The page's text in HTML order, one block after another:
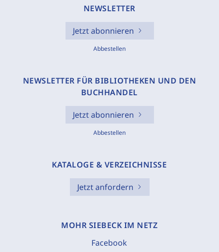
NEWSLETTER
Jetzt abonnieren
Abbestellen
NEWSLETTER FÜR BIBLIOTHEKEN UND DEN
BUCHHANDEL
Jetzt abonnieren
Abbestellen
KATALOGE & VERZEICHNISSE
Jetzt anfordern
MOHR SIEBECK IM NETZ
Facebook